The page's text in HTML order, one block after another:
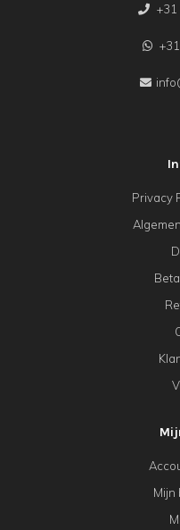
Privacy
Mijn